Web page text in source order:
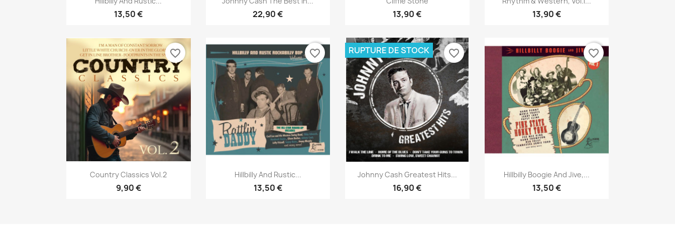
13,50 € 22,90 € 13,90 € 13,90 €
Aperçu rapide
Country Classics Vol.2
9,90 €
favorite_border
Aperçu rapide
Hillbilly And Rustic...
13,50 €
favorite_border
Aperçu rapide
Johnny Cash Greatest Hits...
16,90 €
RUPTURE DE STOCK favorite_border
Aperçu rapide
Hillbilly Boogie And Jive,...
13,50 €
favorite_border